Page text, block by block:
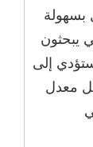
بسهولة
يبحثون
إلى
معدل